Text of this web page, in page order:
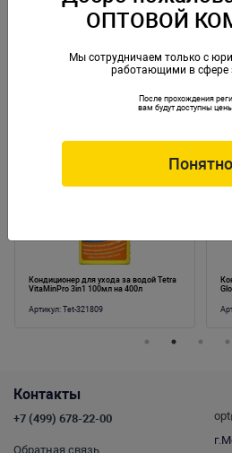
условия для рыб и растений -для всех
0,101 кг. Упаковка: по 12 шт
Скачать каталог
Аналогичные
Кондиционер для ухода за водой Tetra
VitaMinPro 3in1 100мл на 400л
Артикул: Tet-321809
Контакты
+7 (499) 678-22-00
Обратная связь
ОПТОВОЙ
Мы сотрудничаем только с
работающими в сфере
После прохождения
вам будут доступны
Понятно